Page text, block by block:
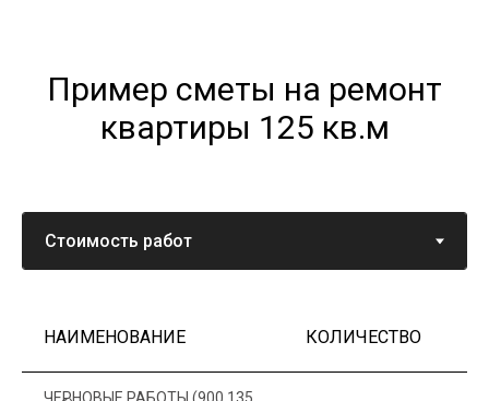
Пример сметы на ремонт
квартиры 125 кв.м
НАИМЕНОВАНИЕ КОЛИЧЕСТВО